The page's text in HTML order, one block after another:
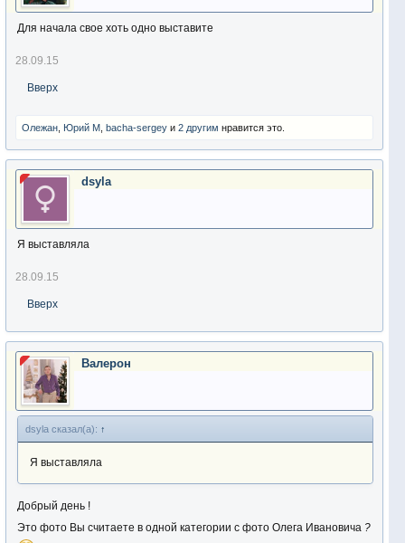
Для начала свое хоть одно выставите
28.09.15
Вверх
Олежан Юрий М bacha-sergey и 2 другим нравится это.
dsyla
Я выставляла
28.09.15
Вверх
Валерон
dsyla сказал(а): ↑
Я выставляла
Добрый день !
Это фото Вы считаете в одной категории с фото Олега Ивановича ?